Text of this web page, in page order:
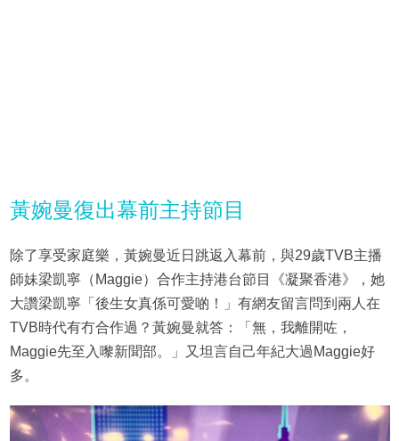
黃婉曼復出幕前主持節目
除了享受家庭樂，黃婉曼近日跳返入幕前，與29歲TVB主播
師妹梁凱寧（Maggie）合作主持港台節目《凝聚香港》，她
大讚梁凱寧「後生女真係可愛啲！」有網友留言問到兩人在
TVB時代有冇合作過？黃婉曼就答：「無，我離開咗，
Maggie先至入嚟新聞部。」又坦言自己年紀大過Maggie好
多。